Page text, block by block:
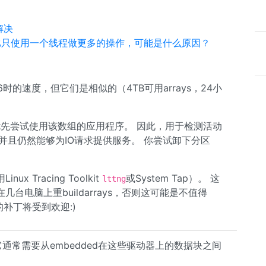
决
使用一个线程做更多的操作，可能是什么原因？
的速度，但它们是相似的（4TB可用arrays，24小
尝试使用该数组的应用程序。 因此，用于检测活动
且仍然能够为IO请求提供服务。 你尝试卸下分区
Linux Tracing Toolkit lttng或System Tap）。 这
几台电脑上重buildarrays，否则这可能是不值得
丁将受到欢迎:)
常需要从embedded在这些驱动器上的数据块之间